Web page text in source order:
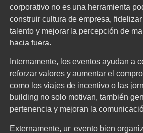
corporativo no es una herramienta
construir cultura de empresa,
talento y mejorar la percepción de
hacia fuera.
Internamente, los eventos ayudan a
reforzar valores y aumentar el
como los viajes de incentivo o las
building no solo motivan, también
pertenencia y mejoran la
Externamente, un evento bien